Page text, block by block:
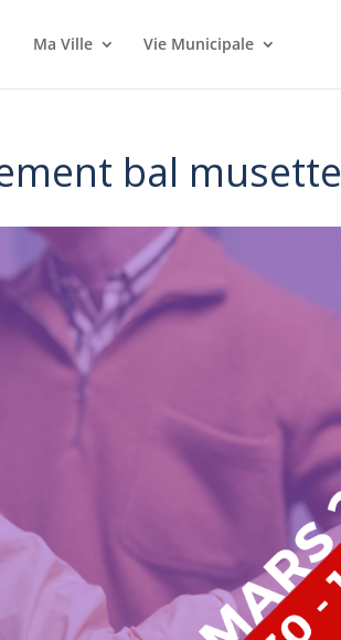
Ma Ville Vie Municipale
bal musette